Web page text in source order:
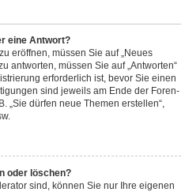
eine Antwort?
eröffnen, müssen Sie auf „Neues
antworten, müssen Sie auf „Antworten“
erforderlich ist, bevor Sie einen
sind jeweils am Ende der Foren-
„Sie dürfen neue Themen erstellen“,
oder löschen?
sind, können Sie nur Ihre eigenen